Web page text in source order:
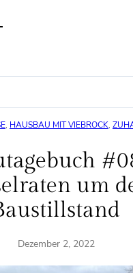
, HAUSBAU MIT VIEBROCK,
um
Dezember 2, 2022